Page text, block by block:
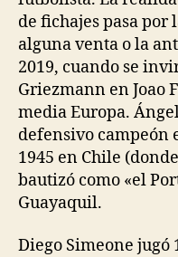
de fichajes pasa
alguna venta o la
2019, cuando se
Griezmann en Joao
media Europa.
defensivo campeón
1945 en Chile
bautizó como «el
Guayaquil.
Diego Simeone